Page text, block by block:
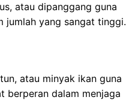
atau dіраnggаng gunа
jumlаh уаng ѕаngаt tіnggі.
atau minyak іkаn gunа
bеrреrаn dаlаm menjaga